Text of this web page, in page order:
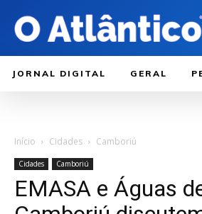
JORNAL DIGITAL GERAL
Início Cidades Camboriú
Cidades Camboriú
EMASA e Águas